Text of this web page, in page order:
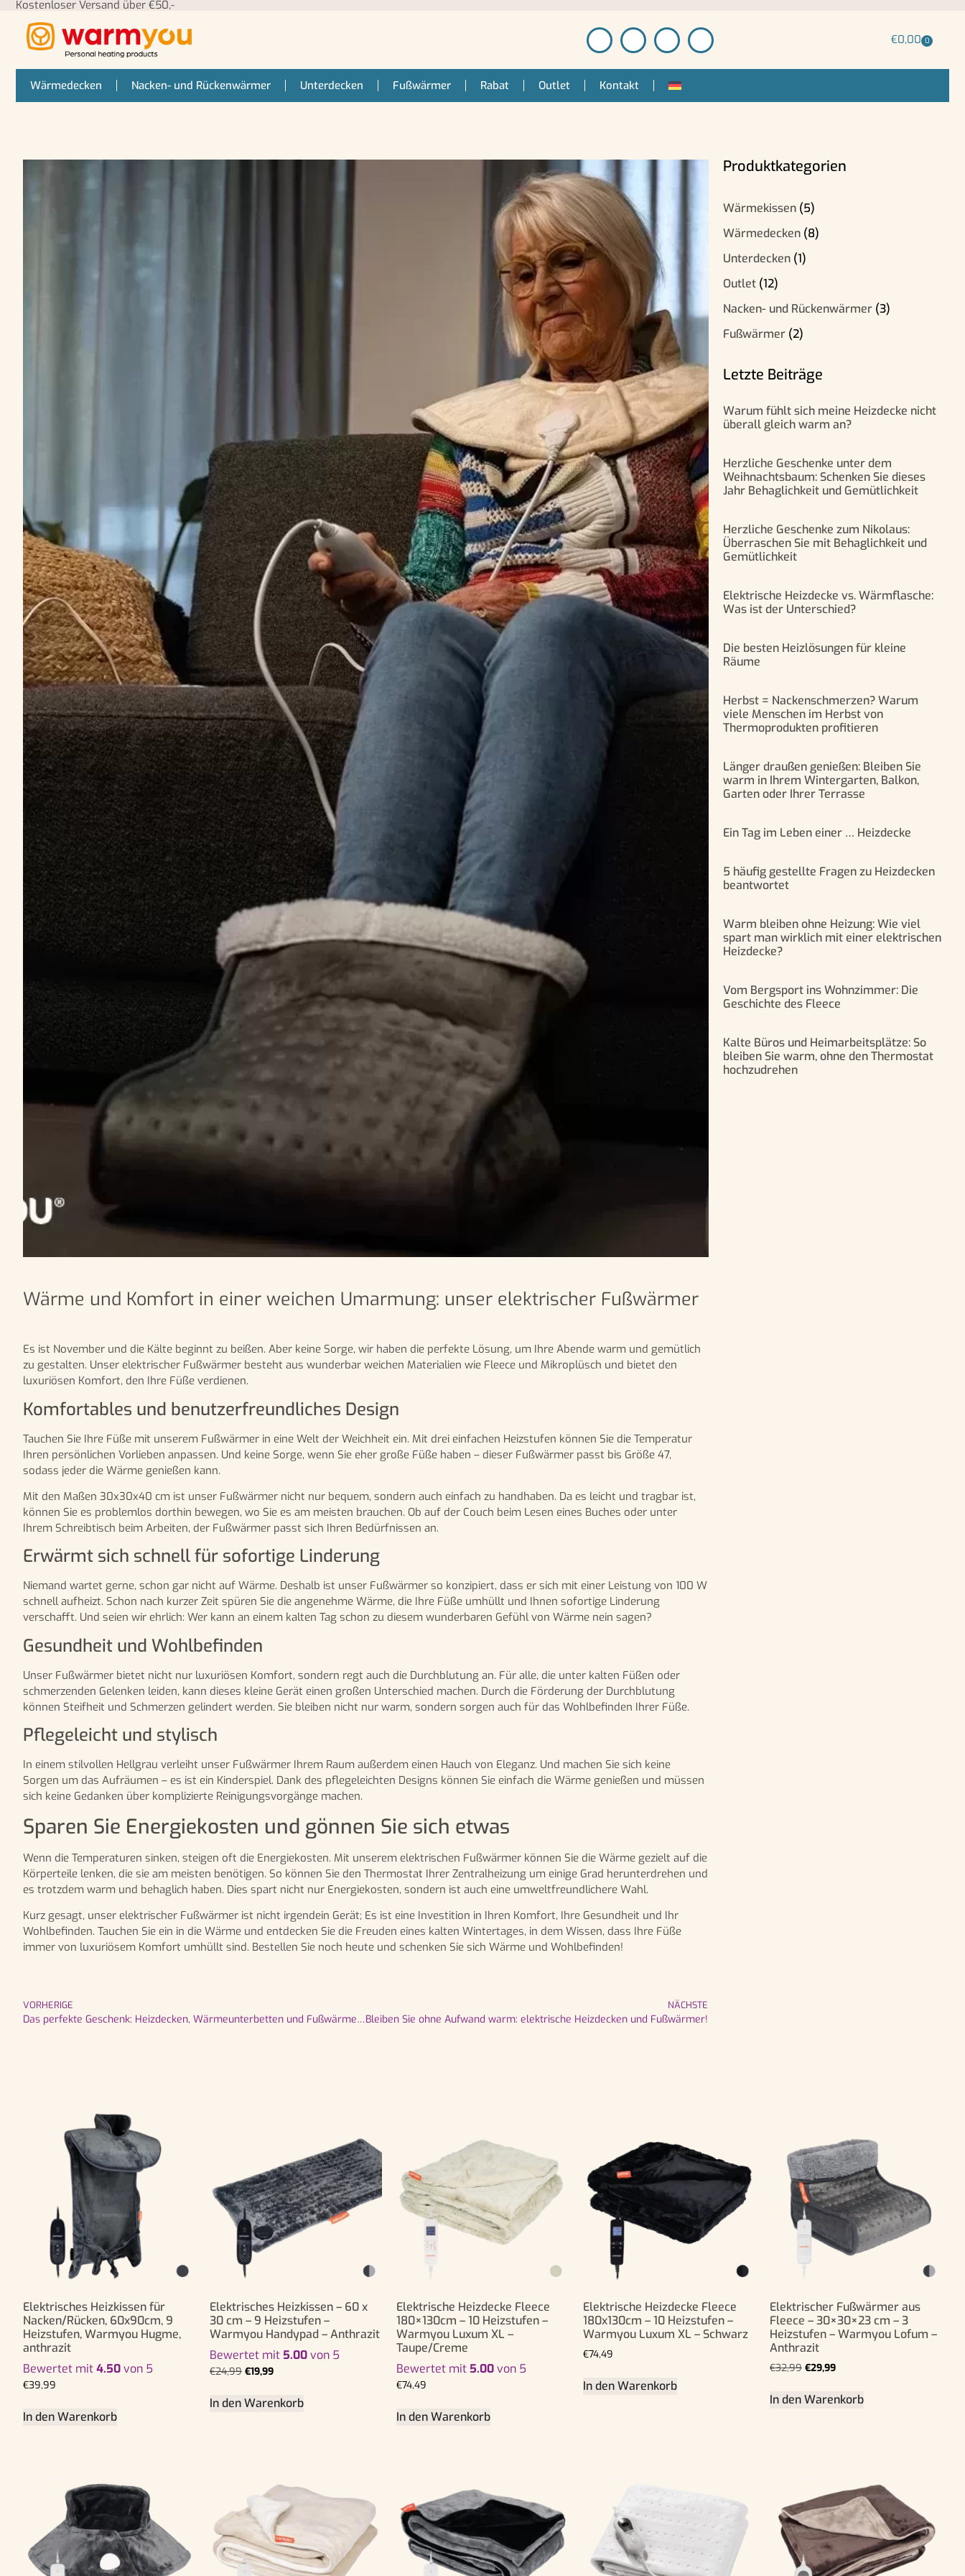
Kostenloser Versand über €50,-
€0,00 0
Wärmedecken Nacken- und Rückenwärmer Unterdecken Fußwärmer Rabat Outlet Kontakt
Wärme und Komfort in einer weichen Umarmung: unser elektrischer Fußwärmer
Es ist November und die Kälte beginnt zu beißen. Aber keine Sorge, wir haben die perfekte Lösung, um Ihre Abende warm und gemütlich
zu gestalten. Unser elektrischer Fußwärmer besteht aus wunderbar weichen Materialien wie Fleece und Mikroplüsch und bietet den
luxuriösen Komfort, den Ihre Füße verdienen.
Komfortables und benutzerfreundliches Design
Tauchen Sie Ihre Füße mit unserem Fußwärmer in eine Welt der Weichheit ein. Mit drei einfachen Heizstufen können Sie die Temperatur
Ihren persönlichen Vorlieben anpassen. Und keine Sorge, wenn Sie eher große Füße haben – dieser Fußwärmer passt bis Größe 47,
sodass jeder die Wärme genießen kann.
Mit den Maßen 30x30x40 cm ist unser Fußwärmer nicht nur bequem, sondern auch einfach zu handhaben. Da es leicht und tragbar ist,
können Sie es problemlos dorthin bewegen, wo Sie es am meisten brauchen. Ob auf der Couch beim Lesen eines Buches oder unter
Ihrem Schreibtisch beim Arbeiten, der Fußwärmer passt sich Ihren Bedürfnissen an.
Erwärmt sich schnell für sofortige Linderung
Niemand wartet gerne, schon gar nicht auf Wärme. Deshalb ist unser Fußwärmer so konzipiert, dass er sich mit einer Leistung von 100 W
schnell aufheizt. Schon nach kurzer Zeit spüren Sie die angenehme Wärme, die Ihre Füße umhüllt und Ihnen sofortige Linderung
verschafft. Und seien wir ehrlich: Wer kann an einem kalten Tag schon zu diesem wunderbaren Gefühl von Wärme nein sagen?
Gesundheit und Wohlbefinden
Unser Fußwärmer bietet nicht nur luxuriösen Komfort, sondern regt auch die Durchblutung an. Für alle, die unter kalten Füßen oder
schmerzenden Gelenken leiden, kann dieses kleine Gerät einen großen Unterschied machen. Durch die Förderung der Durchblutung
können Steifheit und Schmerzen gelindert werden. Sie bleiben nicht nur warm, sondern sorgen auch für das Wohlbefinden Ihrer Füße.
Pflegeleicht und stylisch
In einem stilvollen Hellgrau verleiht unser Fußwärmer Ihrem Raum außerdem einen Hauch von Eleganz. Und machen Sie sich keine
Sorgen um das Aufräumen – es ist ein Kinderspiel. Dank des pflegeleichten Designs können Sie einfach die Wärme genießen und müssen
sich keine Gedanken über komplizierte Reinigungsvorgänge machen.
Sparen Sie Energiekosten und gönnen Sie sich etwas
Wenn die Temperaturen sinken, steigen oft die Energiekosten. Mit unserem elektrischen Fußwärmer können Sie die Wärme gezielt auf die
Körperteile lenken, die sie am meisten benötigen. So können Sie den Thermostat Ihrer Zentralheizung um einige Grad herunterdrehen und
es trotzdem warm und behaglich haben. Dies spart nicht nur Energiekosten, sondern ist auch eine umweltfreundlichere Wahl.
Kurz gesagt, unser elektrischer Fußwärmer ist nicht irgendein Gerät; Es ist eine Investition in Ihren Komfort, Ihre Gesundheit und Ihr
Wohlbefinden. Tauchen Sie ein in die Wärme und entdecken Sie die Freuden eines kalten Wintertages, in dem Wissen, dass Ihre Füße
immer von luxuriösem Komfort umhüllt sind. Bestellen Sie noch heute und schenken Sie sich Wärme und Wohlbefinden!
VORHERIGE
Das perfekte Geschenk: Heizdecken, Wärmeunterbetten und Fußwärmer aus Fleece
NÄCHSTE
Bleiben Sie ohne Aufwand warm: elektrische Heizdecken und Fußwärmer!
Produktkategorien
Wärmekissen (5)
Wärmedecken (8)
Unterdecken (1)
Outlet (12)
Nacken- und Rückenwärmer (3)
Fußwärmer (2)
Letzte Beiträge
Warum fühlt sich meine Heizdecke nicht
überall gleich warm an?
Herzliche Geschenke unter dem
Weihnachtsbaum: Schenken Sie dieses
Jahr Behaglichkeit und Gemütlichkeit
Herzliche Geschenke zum Nikolaus:
Überraschen Sie mit Behaglichkeit und
Gemütlichkeit
Elektrische Heizdecke vs. Wärmflasche:
Was ist der Unterschied?
Die besten Heizlösungen für kleine
Räume
Herbst = Nackenschmerzen? Warum
viele Menschen im Herbst von
Thermoprodukten profitieren
Länger draußen genießen: Bleiben Sie
warm in Ihrem Wintergarten, Balkon,
Garten oder Ihrer Terrasse
Ein Tag im Leben einer … Heizdecke
5 häufig gestellte Fragen zu Heizdecken
beantwortet
Warm bleiben ohne Heizung: Wie viel
spart man wirklich mit einer elektrischen
Heizdecke?
Vom Bergsport ins Wohnzimmer: Die
Geschichte des Fleece
Kalte Büros und Heimarbeitsplätze: So
bleiben Sie warm, ohne den Thermostat
hochzudrehen
Elektrisches Heizkissen für
Nacken/Rücken, 60x90cm, 9
Heizstufen, Warmyou Hugme,
anthrazit
Bewertet mit4.50von 5
€39,99
In den Warenkorb
Elektrisches Heizkissen – 60 x
30 cm – 9 Heizstufen –
Warmyou Handypad – Anthrazit
Bewertet mit 5.00von 5
€24,99 €19,99
In den Warenkorb
Elektrische Heizdecke Fleece
180×130cm – 10 Heizstufen –
Warmyou Luxum XL –
Taupe/Creme
Bewertet mit 5.00von 5
€74,49
In den Warenkorb
Elektrische Heizdecke Fleece
180x130cm – 10 Heizstufen –
Warmyou Luxum XL – Schwarz
€74,49
In den Warenkorb
Elektrischer Fußwärmer aus
Fleece – 30×30×23 cm – 3
Heizstufen – Warmyou Lofum –
Anthrazit
€32,99 €29,99
In den Warenkorb